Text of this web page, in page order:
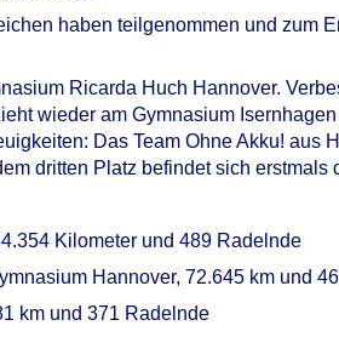
haben teilgenommen und zum
Ricarda Huch Hannover.
wieder am Gymnasium
Das Team Ohne Akku! aus
dritten Platz befindet sich erstmals
Kilometer und 489 Radelnde
Hannover, 72.645 km und
km und 371 Radelnde